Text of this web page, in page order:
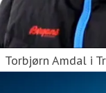
Torbjørn Amdal i